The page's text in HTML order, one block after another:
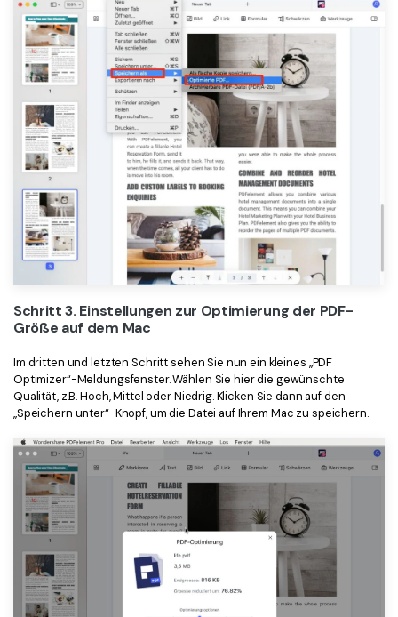
Schritt 3. Einstellungen zur Optimierung der PDF-
Größe auf dem Mac
Im dritten und letzten Schritt sehen Sie nun ein kleines „PDF
Optimizer“-Meldungsfenster. Wählen Sie hier die gewünschte
Qualität, z.B. Hoch, Mittel oder Niedrig. Klicken Sie dann auf den
„Speichern unter“-Knopf, um die Datei auf Ihrem Mac zu speichern.